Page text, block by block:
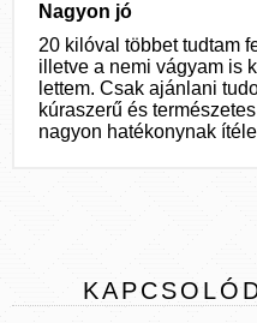
Nagyon jó
20 kilóval többet tudtam
illetve a nemi vágyam is
lettem. Csak ajánlani
kúraszerű és
nagyon hatékonynak